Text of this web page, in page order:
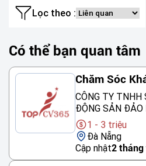
Lọc theo :
Chăm Sóc
CÔNG TY TNHH
ĐỘNG SẢN ĐẢO
1 - 3 triệu
Đà Nẵng
Cập nhật2
Có thể bạn quan tâm